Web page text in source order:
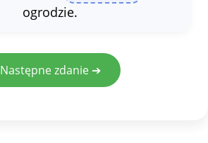
ogrodzie.
Następne zdanie ➔